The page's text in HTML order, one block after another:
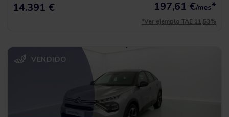
14.391 € 197,61 €/mes*
*Ver ejemplo TAE 11,53%
VENDIDO